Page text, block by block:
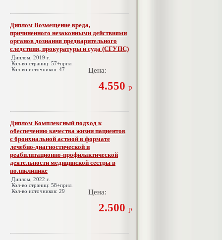
Диплом Возмещение вреда,
причиненного незаконными действиями
органов дознания предварительного
следствия, прокуратуры и суда (СГУПС)
Диплом, 2019 г.
Кол-во страниц: 57+прил.
Кол-во источников: 47
Цена:
4.550 р
Диплом Комплексный подход к
обеспечению качества жизни пациентов
с бронхиальной астмой в формате
лечебно-диагностической и
реабилитационно-профилактической
деятельности медицинской сестры в
поликлинике
Диплом, 2022 г.
Кол-во страниц: 58+прил.
Кол-во источников: 29
Цена:
2.500 р